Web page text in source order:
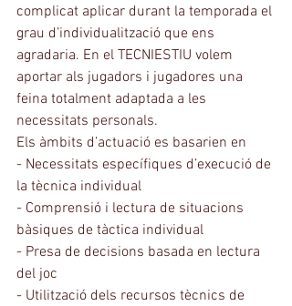
complicat aplicar durant la temporada el
grau d’individualització que ens
agradaria. En el TECNIESTIU volem
aportar als jugadors i jugadores una
feina totalment adaptada a les
necessitats personals.
Els àmbits d’actuació es basarien en
- Necessitats especíﬁques d’execució de
la tècnica individual
- Comprensió i lectura de situacions
bàsiques de tàctica individual
- Presa de decisions basada en lectura
del joc
- Utilització dels recursos tècnics de